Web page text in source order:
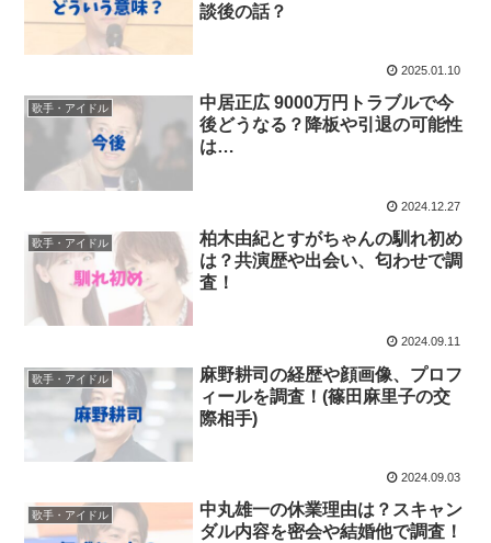
談後の話？
2025.01.10
歌手・アイドル
中居正広 9000万円トラブルで今
後どうなる？降板や引退の可能性
は…
2024.12.27
歌手・アイドル
柏木由紀とすがちゃんの馴れ初め
は？共演歴や出会い、匂わせで調
査！
2024.09.11
歌手・アイドル
麻野耕司の経歴や顔画像、プロフ
ィールを調査！(篠田麻里子の交
際相手)
2024.09.03
歌手・アイドル
中丸雄一の休業理由は？スキャン
ダル内容を密会や結婚他で調査！